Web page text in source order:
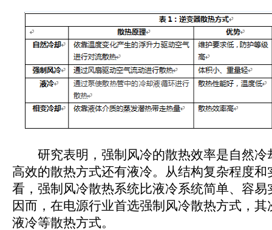
研究表明，强制风冷的散热效率是自然冷
高效的散热方式还有液冷。从结构复杂程度
看，强制风冷散热系统比液冷系统简单、容易
因而，在电源行业首选强制风冷散热方式，
液冷等散热方式。